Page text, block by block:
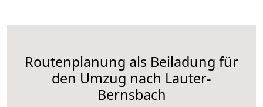
Routenplanung als Beiladung für
den Umzug nach Lauter-
Bernsbach